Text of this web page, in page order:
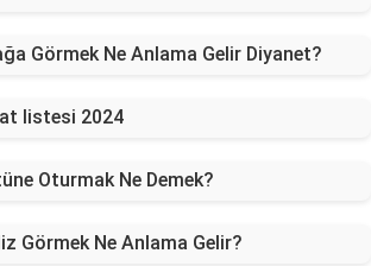
Görmek Ne Anlama Gelir Diyanet?
listesi 2024
Oturmak Ne Demek?
Görmek Ne Anlama Gelir?